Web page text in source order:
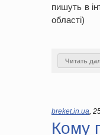
пишуть в
області)
Читать
breket.in.ua,
Кому